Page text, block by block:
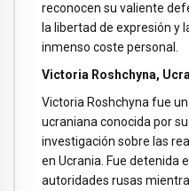
reconocen su valiente
la libertad de expresión y
inmenso coste personal.
Victoria Roshchyna,
Victoria Roshchyna fue
ucraniana conocida por
investigación sobre las
en Ucrania. Fue detenida
autoridades rusas